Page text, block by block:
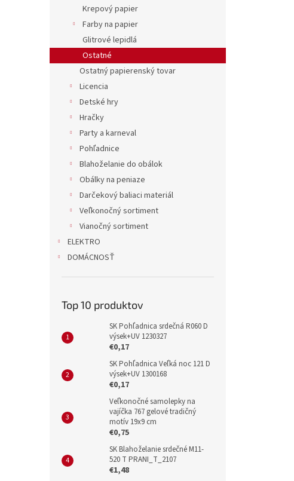
Krepový papier
Farby na papier
Glitrové lepidlá
Ostatné
Ostatný papierenský tovar
Licencia
Detské hry
Hračky
Party a karneval
Pohľadnice
Blahoželanie do obálok
Obálky na peniaze
Darčekový baliaci materiál
Veľkonočný sortiment
Vianočný sortiment
ELEKTRO
DOMÁCNOSŤ
Top 10 produktov
SK Pohľadnica srdečná R060 D
výsek+UV 1230327
€0,17
SK Pohľadnica Veľká noc 121 D
výsek+UV 1300168
€0,17
Veľkonočné samolepky na
vajíčka 767 gelové tradičný
motív 19x9 cm
€0,75
SK Blahoželanie srdečné M11-
520 T PRANI_T_2107
€1,48